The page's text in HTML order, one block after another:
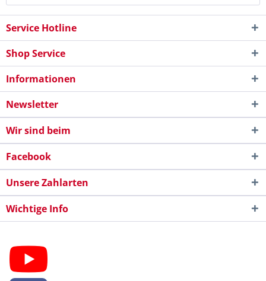
Service Hotline
Shop Service
Informationen
Newsletter
Wir sind beim
Facebook
Unsere Zahlarten
Wichtige Info